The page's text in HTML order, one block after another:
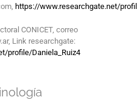
https://www.researchgate.net/
CONICET, correo
Link researchgate:
profile/Daniela_Ruiz4